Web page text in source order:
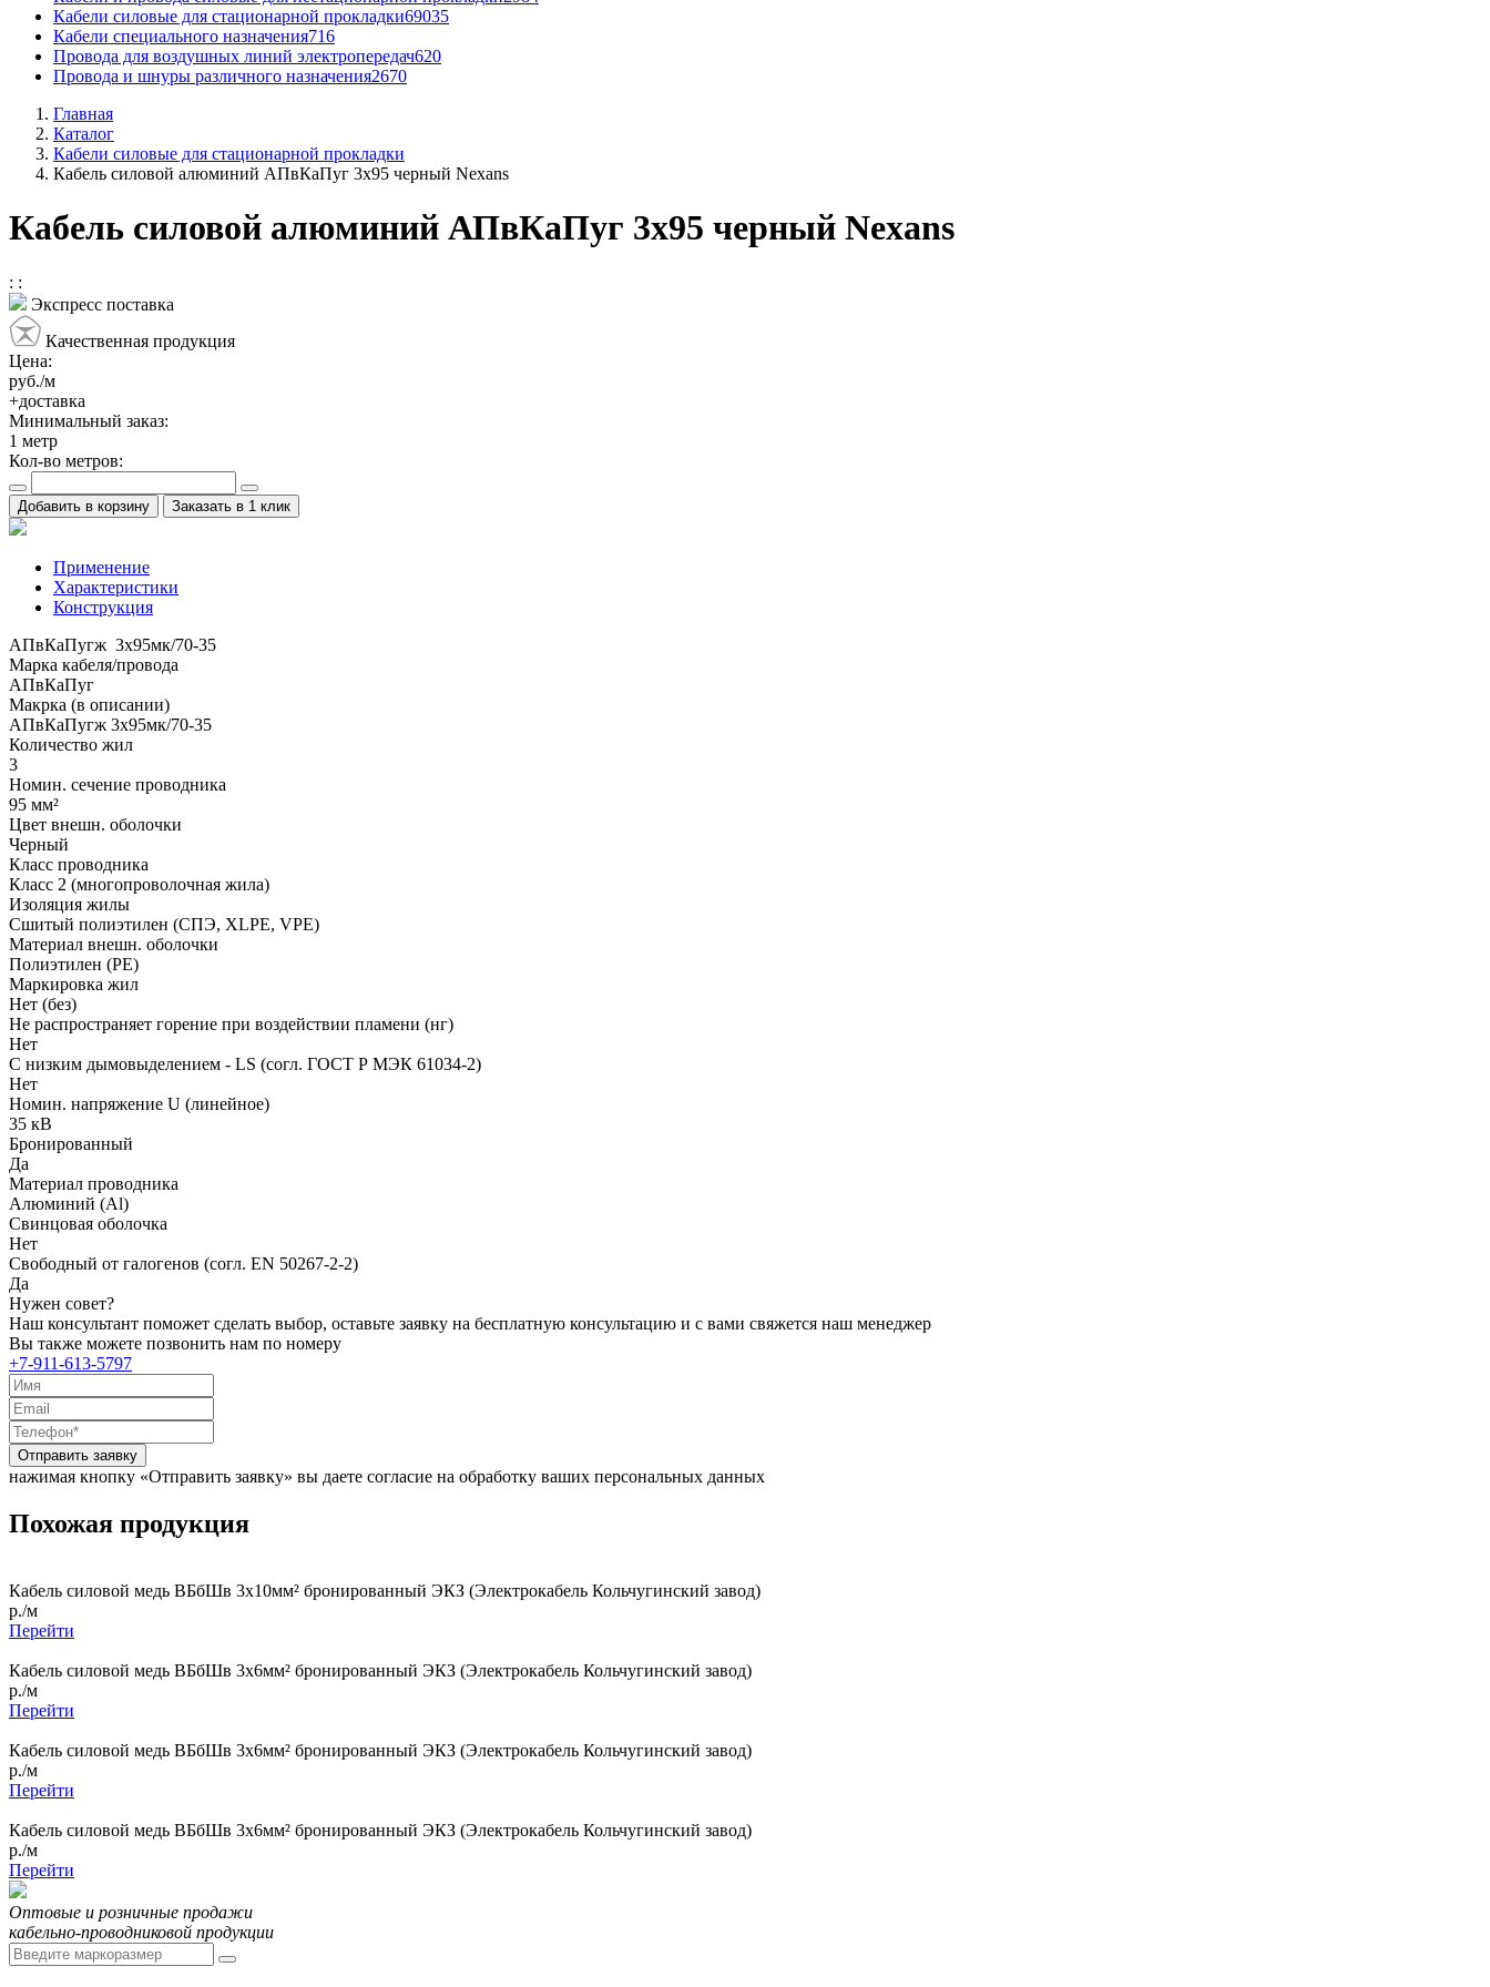
Кабели силовые для стационарной прокладки69035
Кабели специального назначения716
Провода для воздушных линий электропередач620
Провода и шнуры различного назначения2670
Главная
Каталог
Кабели силовые для стационарной прокладки
Кабель силовой алюминий АПвКаПуг 3x95 черный Nexans
Кабель силовой алюминий АПвКаПуг 3x95 черный Nexans
: :
Экспресс поставка
Качественная продукция
Цена:
руб./м
+доставка
Минимальный заказ:
1 метр
Кол-во метров:
Добавить в корзину Заказать в 1 клик
Применение
Характеристики
Конструкция
АПвКаПугж 3x95мк/70-35
Марка кабеля/провода
АПвКаПуг
Макрка (в описании)
АПвКаПугж 3x95мк/70-35
Количество жил
3
Номин. сечение проводника
95 мм²
Цвет внешн. оболочки
Черный
Класс проводника
Класс 2 (многопроволочная жила)
Изоляция жилы
Сшитый полиэтилен (СПЭ, XLPE, VPE)
Материал внешн. оболочки
Полиэтилен (PE)
Маркировка жил
Нет (без)
Не распространяет горение при воздействии пламени (нг)
Нет
С низким дымовыделением - LS (согл. ГОСТ Р МЭК 61034-2)
Нет
Номин. напряжение U (линейное)
35 кВ
Бронированный
Да
Материал проводника
Алюминий (Al)
Свинцовая оболочка
Нет
Свободный от галогенов (согл. EN 50267-2-2)
Да
Нужен совет?
Наш консультант поможет сделать выбор, оставьте заявку на бесплатную консультацию и с вами свяжется наш менеджер
Вы также можете позвонить нам по номеру
+7-911-613-5797
Отправить заявку
нажимая кнопку «Отправить заявку» вы даете согласие на обработку ваших персональных данных
Похожая продукция
Кабель силовой медь ВБбШв 3x10мм² бронированный ЭКЗ (Электрокабель Кольчугинский завод)
р./м
Перейти
Кабель силовой медь ВБбШв 3x6мм² бронированный ЭКЗ (Электрокабель Кольчугинский завод)
р./м
Перейти
Кабель силовой медь ВБбШв 3x6мм² бронированный ЭКЗ (Электрокабель Кольчугинский завод)
р./м
Перейти
Кабель силовой медь ВБбШв 3x6мм² бронированный ЭКЗ (Электрокабель Кольчугинский завод)
р./м
Перейти
Оптовые и розничные продажи
кабельно-проводниковой продукции